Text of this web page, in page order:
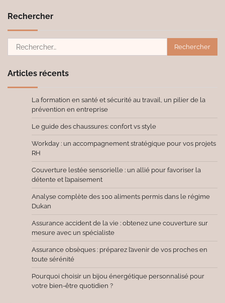
Rechercher
Rechercher :
Articles récents
La formation en santé et sécurité au travail, un pilier de la
prévention en entreprise
Le guide des chaussures: confort vs style
Workday : un accompagnement stratégique pour vos projets
RH
Couverture lestée sensorielle : un allié pour favoriser la
détente et l’apaisement
Analyse complète des 100 aliments permis dans le régime
Dukan
Assurance accident de la vie : obtenez une couverture sur
mesure avec un spécialiste
Assurance obsèques : préparez l’avenir de vos proches en
toute sérénité
Pourquoi choisir un bijou énergétique personnalisé pour
votre bien-être quotidien ?